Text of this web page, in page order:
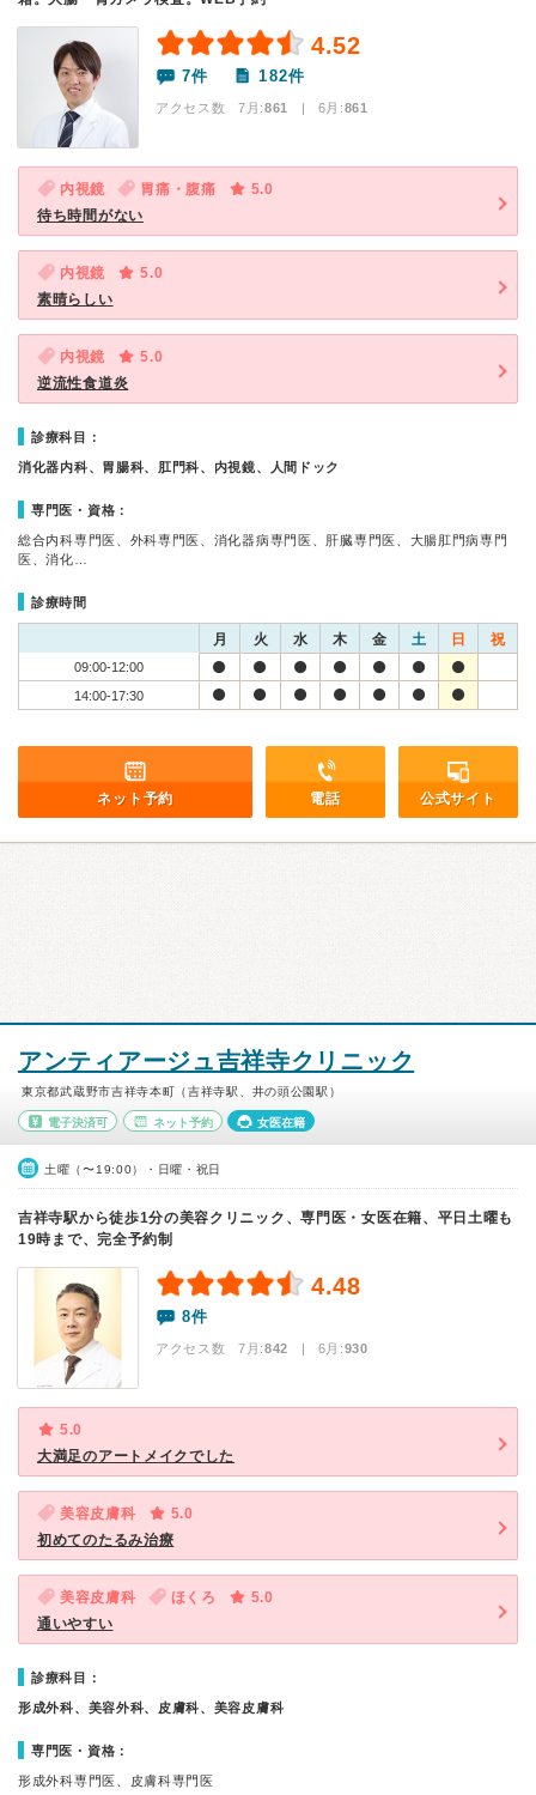
4.52
7件 182件
アクセス数 7月:861 | 6月:861
内視鏡 胃痛・腹痛
5.0
待ち時間がない
内視鏡
5.0
素晴らしい
内視鏡
5.0
逆流性食道炎
診療科目：
消化器内科、胃腸科、肛門科、内視鏡、人間ドック
専門医・資格：
総合内科専門医、外科専門医、消化器病専門医、肝臓専門医、大腸肛門病専門
医、消化…
診療時間
月 火 水 木 金 土 日 祝
09:00-12:00
14:00-17:30
ネット予約 電話 公式サイト
アンティアージュ吉祥寺クリニック
東京都武蔵野市吉祥寺本町（吉祥寺駅、井の頭公園駅）
電子決済可 ネット予約 女医在籍
土曜（〜19:00）・日曜・祝日
吉祥寺駅から徒歩1分の美容クリニック、専門医・女医在籍、平日土曜も
19時まで、完全予約制
4.48
8件
アクセス数 7月:842 | 6月:930
5.0
大満足のアートメイクでした
美容皮膚科
5.0
初めてのたるみ治療
美容皮膚科 ほくろ
5.0
通いやすい
診療科目：
形成外科、美容外科、皮膚科、美容皮膚科
専門医・資格：
形成外科専門医、皮膚科専門医